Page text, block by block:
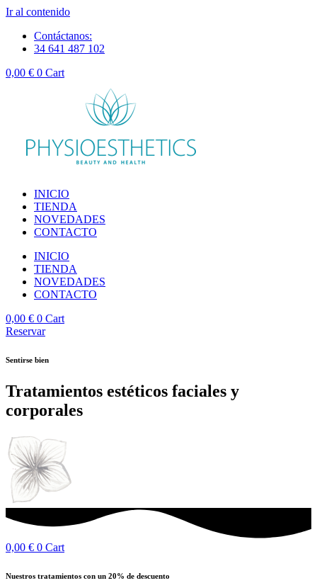
Ir al contenido
Contáctanos:
34 641 487 102
0,00 € 0 Cart
INICIO
TIENDA
NOVEDADES
CONTACTO
INICIO
TIENDA
NOVEDADES
CONTACTO
0,00 € 0 Cart
Reservar
Sentirse bien
Tratamientos estéticos faciales y
corporales
0,00 € 0 Cart
Nuestros tratamientos con un 20% de descuento